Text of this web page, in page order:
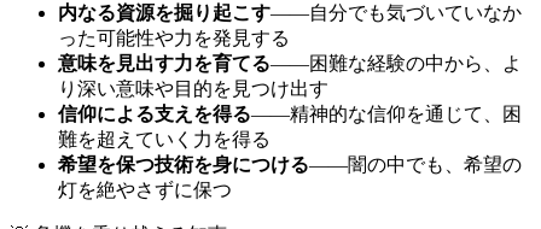
内なる資源を掘り起こす——自分でも気づいていなか
った可能性や力を発見する
意味を見出す力を育てる——困難な経験の中から、よ
り深い意味や目的を見つけ出す
信仰による支えを得る——精神的な信仰を通じて、困
難を超えていく力を得る
希望を保つ技術を身につける——闇の中でも、希望の
灯を絶やさずに保つ